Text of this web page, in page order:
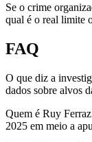
Se o crime
qual é o real limite
FAQ
O que diz a
dados sobre alvos
Quem é Ruy
2025 em meio a